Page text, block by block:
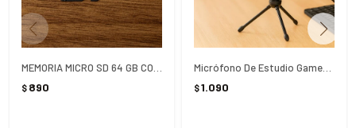
$ 890 $1.090